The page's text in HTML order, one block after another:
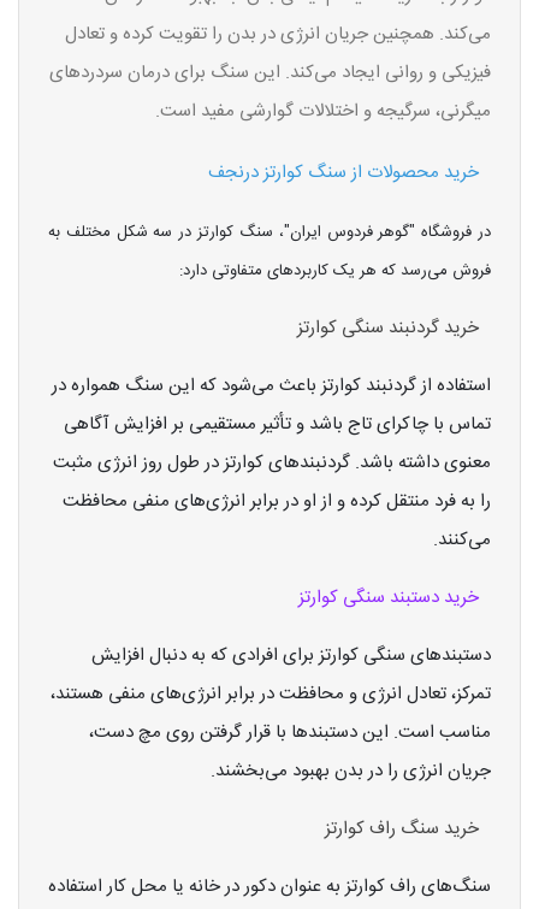
می‌کند. همچنین جریان انرژی در بدن را تقویت کرده و تعادل
فیزیکی و روانی ایجاد می‌کند. این سنگ برای درمان سردردهای
میگرنی، سرگیجه و اختلالات گوارشی مفید است.
خرید محصولات از سنگ کوارتز درنجف
در فروشگاه "گوهر فردوس ایران"، سنگ کوارتز در سه شکل مختلف به
فروش می‌رسد که هر یک کاربردهای متفاوتی دارد:
خرید گردنبند سنگی کوارتز
استفاده از گردنبند کوارتز باعث می‌شود که این سنگ همواره در
تماس با چاکرای تاج باشد و تأثیر مستقیمی بر افزایش آگاهی
معنوی داشته باشد. گردنبندهای کوارتز در طول روز انرژی مثبت
را به فرد منتقل کرده و از او در برابر انرژی‌های منفی محافظت
می‌کنند.
خرید دستبند سنگی کوارتز
دستبندهای سنگی کوارتز برای افرادی که به دنبال افزایش
تمرکز، تعادل انرژی و محافظت در برابر انرژی‌های منفی هستند،
مناسب است. این دستبندها با قرار گرفتن روی مچ دست،
جریان انرژی را در بدن بهبود می‌بخشند.
خرید سنگ راف کوارتز
سنگ‌های راف کوارتز به عنوان دکور در خانه یا محل کار استفاده